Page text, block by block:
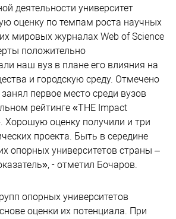
деятельности университет
оценку по темпам роста научных
мировых журналах Web of Science
положительно
наш вуз в плане его влияния на
и городскую среду. Отмечено
первое место среди вузов
рейтинге «THE Impact
Хорошую оценку получили и три
проекта. Быть в середине
опорных университетов страны –
- отметил Бочаров.
опорных университетов
оценки их потенциала. При